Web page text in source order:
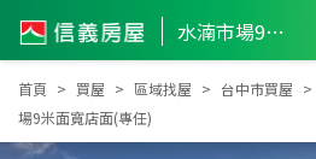
水湳市場9米面寬店面(專任)
首頁 買屋 區域找屋 台中市買屋
場9米面寬店面(專任)